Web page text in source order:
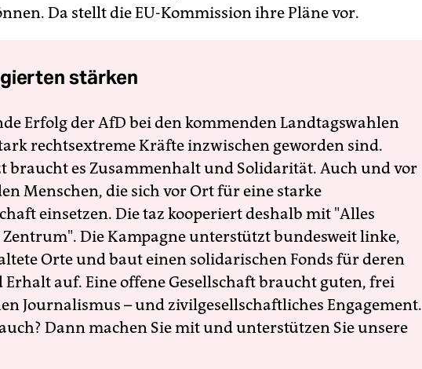
Da stellt die EU-Kommission ihre Pläne vor.
stärken
Erfolg der AfD bei den kommenden Landtagswahlen
rechtsextreme Kräfte inzwischen geworden sind.
braucht es Zusammenhalt und Solidarität. Auch und vor
Menschen, die sich vor Ort für eine starke
einsetzen. Die taz kooperiert deshalb mit "Alles
Die Kampagne unterstützt bundesweit linke,
Orte und baut einen solidarischen Fonds für deren
Erhalt auf. Eine offene Gesellschaft braucht guten, frei
Journalismus – und zivilgesellschaftliches Engagement.
Dann machen Sie mit und unterstützen Sie unsere